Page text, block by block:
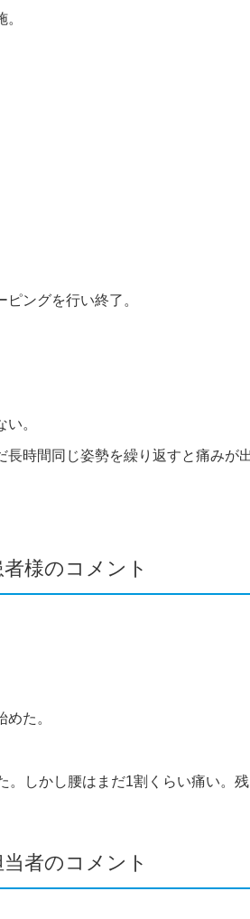
ングを行い終了。
。
時間同じ姿勢を繰り返すと痛みが出
者様のコメント
た。
しかし腰はまだ1割くらい痛い。残
当者のコメント